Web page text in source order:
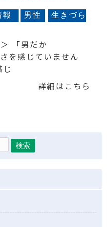
報 男性
生きづら
「男だか
を感じていません
詳細はこちら